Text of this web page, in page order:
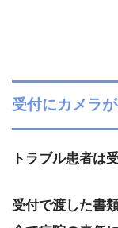
受付にカメラ
トラブル患者は
受付で渡した書